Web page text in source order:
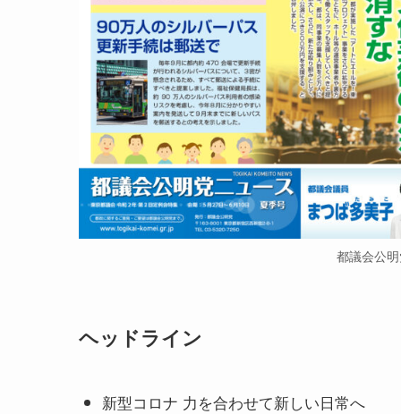
都議会公
ヘッドライン
新型コロナ 力を合わせて新しい日常へ